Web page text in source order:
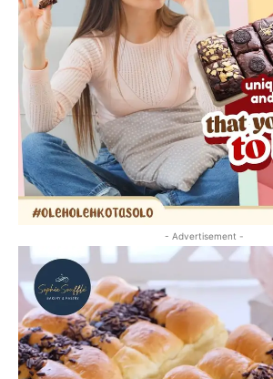
- Advertisement -